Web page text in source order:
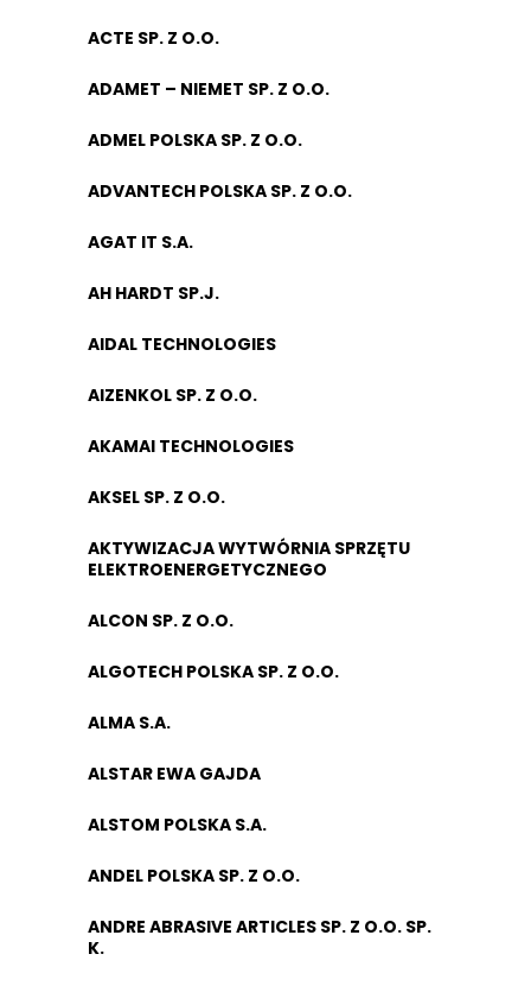
ACTE SP. Z O.O.
ADAMET – NIEMET SP. Z O.O.
ADMEL POLSKA SP. Z O.O.
ADVANTECH POLSKA SP. Z O.O.
AGAT IT S.A.
AH HARDT SP.J.
AIDAL TECHNOLOGIES
AIZENKOL SP. Z O.O.
AKAMAI TECHNOLOGIES
AKSEL SP. Z O.O.
AKTYWIZACJA WYTWÓRNIA SPRZĘTU
ELEKTROENERGETYCZNEGO
ALCON SP. Z O.O.
ALGOTECH POLSKA SP. Z O.O.
ALMA S.A.
ALSTAR EWA GAJDA
ALSTOM POLSKA S.A.
ANDEL POLSKA SP. Z O.O.
ANDRE ABRASIVE ARTICLES SP. Z O.O. SP.
K.